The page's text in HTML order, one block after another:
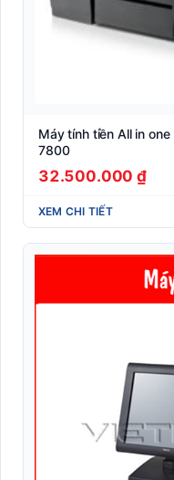
Máy tính tiền All in
7800
32.500.000 ₫
XEM CHI TIẾT